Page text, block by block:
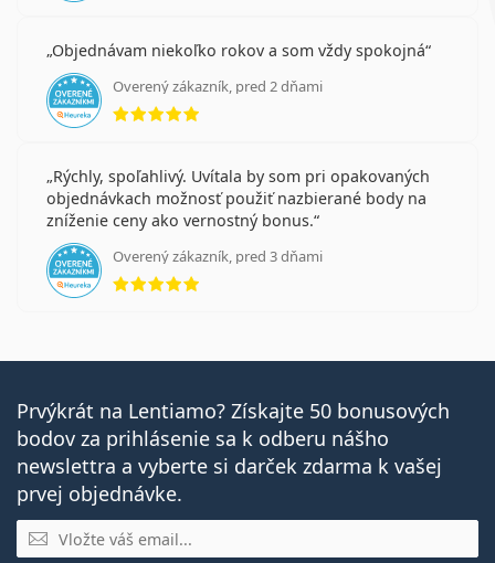
Objednávam niekoľko rokov a som vždy spokojná
Overený zákazník, pred 2 dňami
hodnotenie 5 z 5
Rýchly, spoľahlivý. Uvítala by som pri opakovaných
objednávkach možnosť použiť nazbierané body na
zníženie ceny ako vernostný bonus.
Overený zákazník, pred 3 dňami
hodnotenie 5 z 5
Prvýkrát na Lentiamo? Získajte 50 bonusových
bodov za prihlásenie sa k odberu nášho
newslettra a vyberte si darček zdarma k vašej
prvej objednávke.
E-mail